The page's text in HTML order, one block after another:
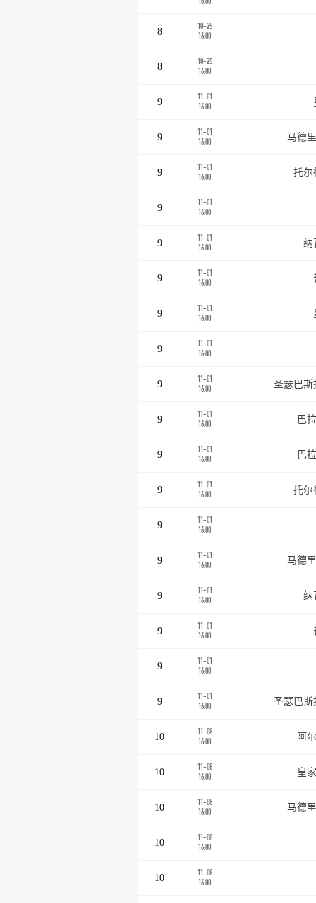
8
10-25
16:00
8
10-25
16:00
9
11-01
16:00
9
11-01
16:00
马德
9
11-01
16:00
托尔
9
11-01
16:00
9
11-01
16:00
纳
9
11-01
16:00
9
11-01
16:00
9
11-01
16:00
9
11-01
16:00
圣瑟巴斯
9
11-01
16:00
巴
9
11-01
16:00
巴
9
11-01
16:00
托尔
9
11-01
16:00
9
11-01
16:00
马德
9
11-01
16:00
纳
9
11-01
16:00
9
11-01
16:00
9
11-01
16:00
圣瑟巴斯
10
11-08
16:00
阿
10
11-08
16:00
皇
10
11-08
16:00
马德
10
11-08
16:00
10
11-08
16:00